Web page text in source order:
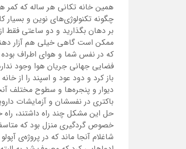
همین خانه تکانی هر ساله که کمر
چگونه تکنولوژی‌های نوین و بسیار
بر دهان بگذارید و دو ساعتی فقط
ممکن است گاهی خیلی هم آزار
که در نفس شما و هوای اطراف بوده
فضایی جهانی جریان هوا وجود
باز کرد و دود عود و اسپند را از
دیوار و پنجره‌ها و سطوح مختلف
باکتری در نفسشان و آزمایشات
حل این مشکل چند راه داشتند، راه
خصوص گردگیری منزل بود که
شاغلام آنجا ماند که در پروژه‌ی